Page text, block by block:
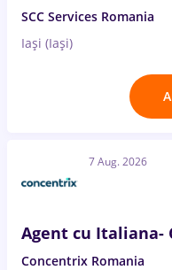
SCC Services Romania
Iași (Iași)
7 Aug. 2026
Agent cu Italiana-
Concentrix Romania